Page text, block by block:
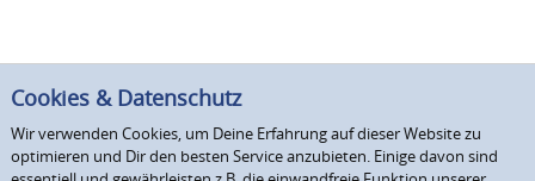
Cookies & Datenschutz
Wir verwenden Cookies, um Deine Erfahrung auf dieser Website zu
optimieren und Dir den besten Service anzubieten. Einige davon sind